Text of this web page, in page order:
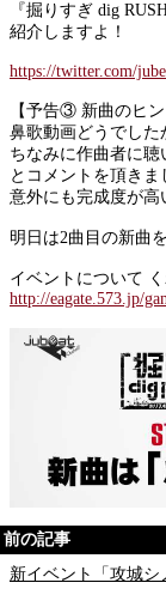
『掘りすぎ dig
紹介しますよ！
https://twitter.com/
【予告③ 新曲のヒ
鼻歌動画どうでした
ちなみに作曲者に聴
とコメントを頂きま
意外にも完成度が
明日は2曲目の新曲
イベントについて
http://eagate.573.jp/
前の記事
新イベント「攻城シ